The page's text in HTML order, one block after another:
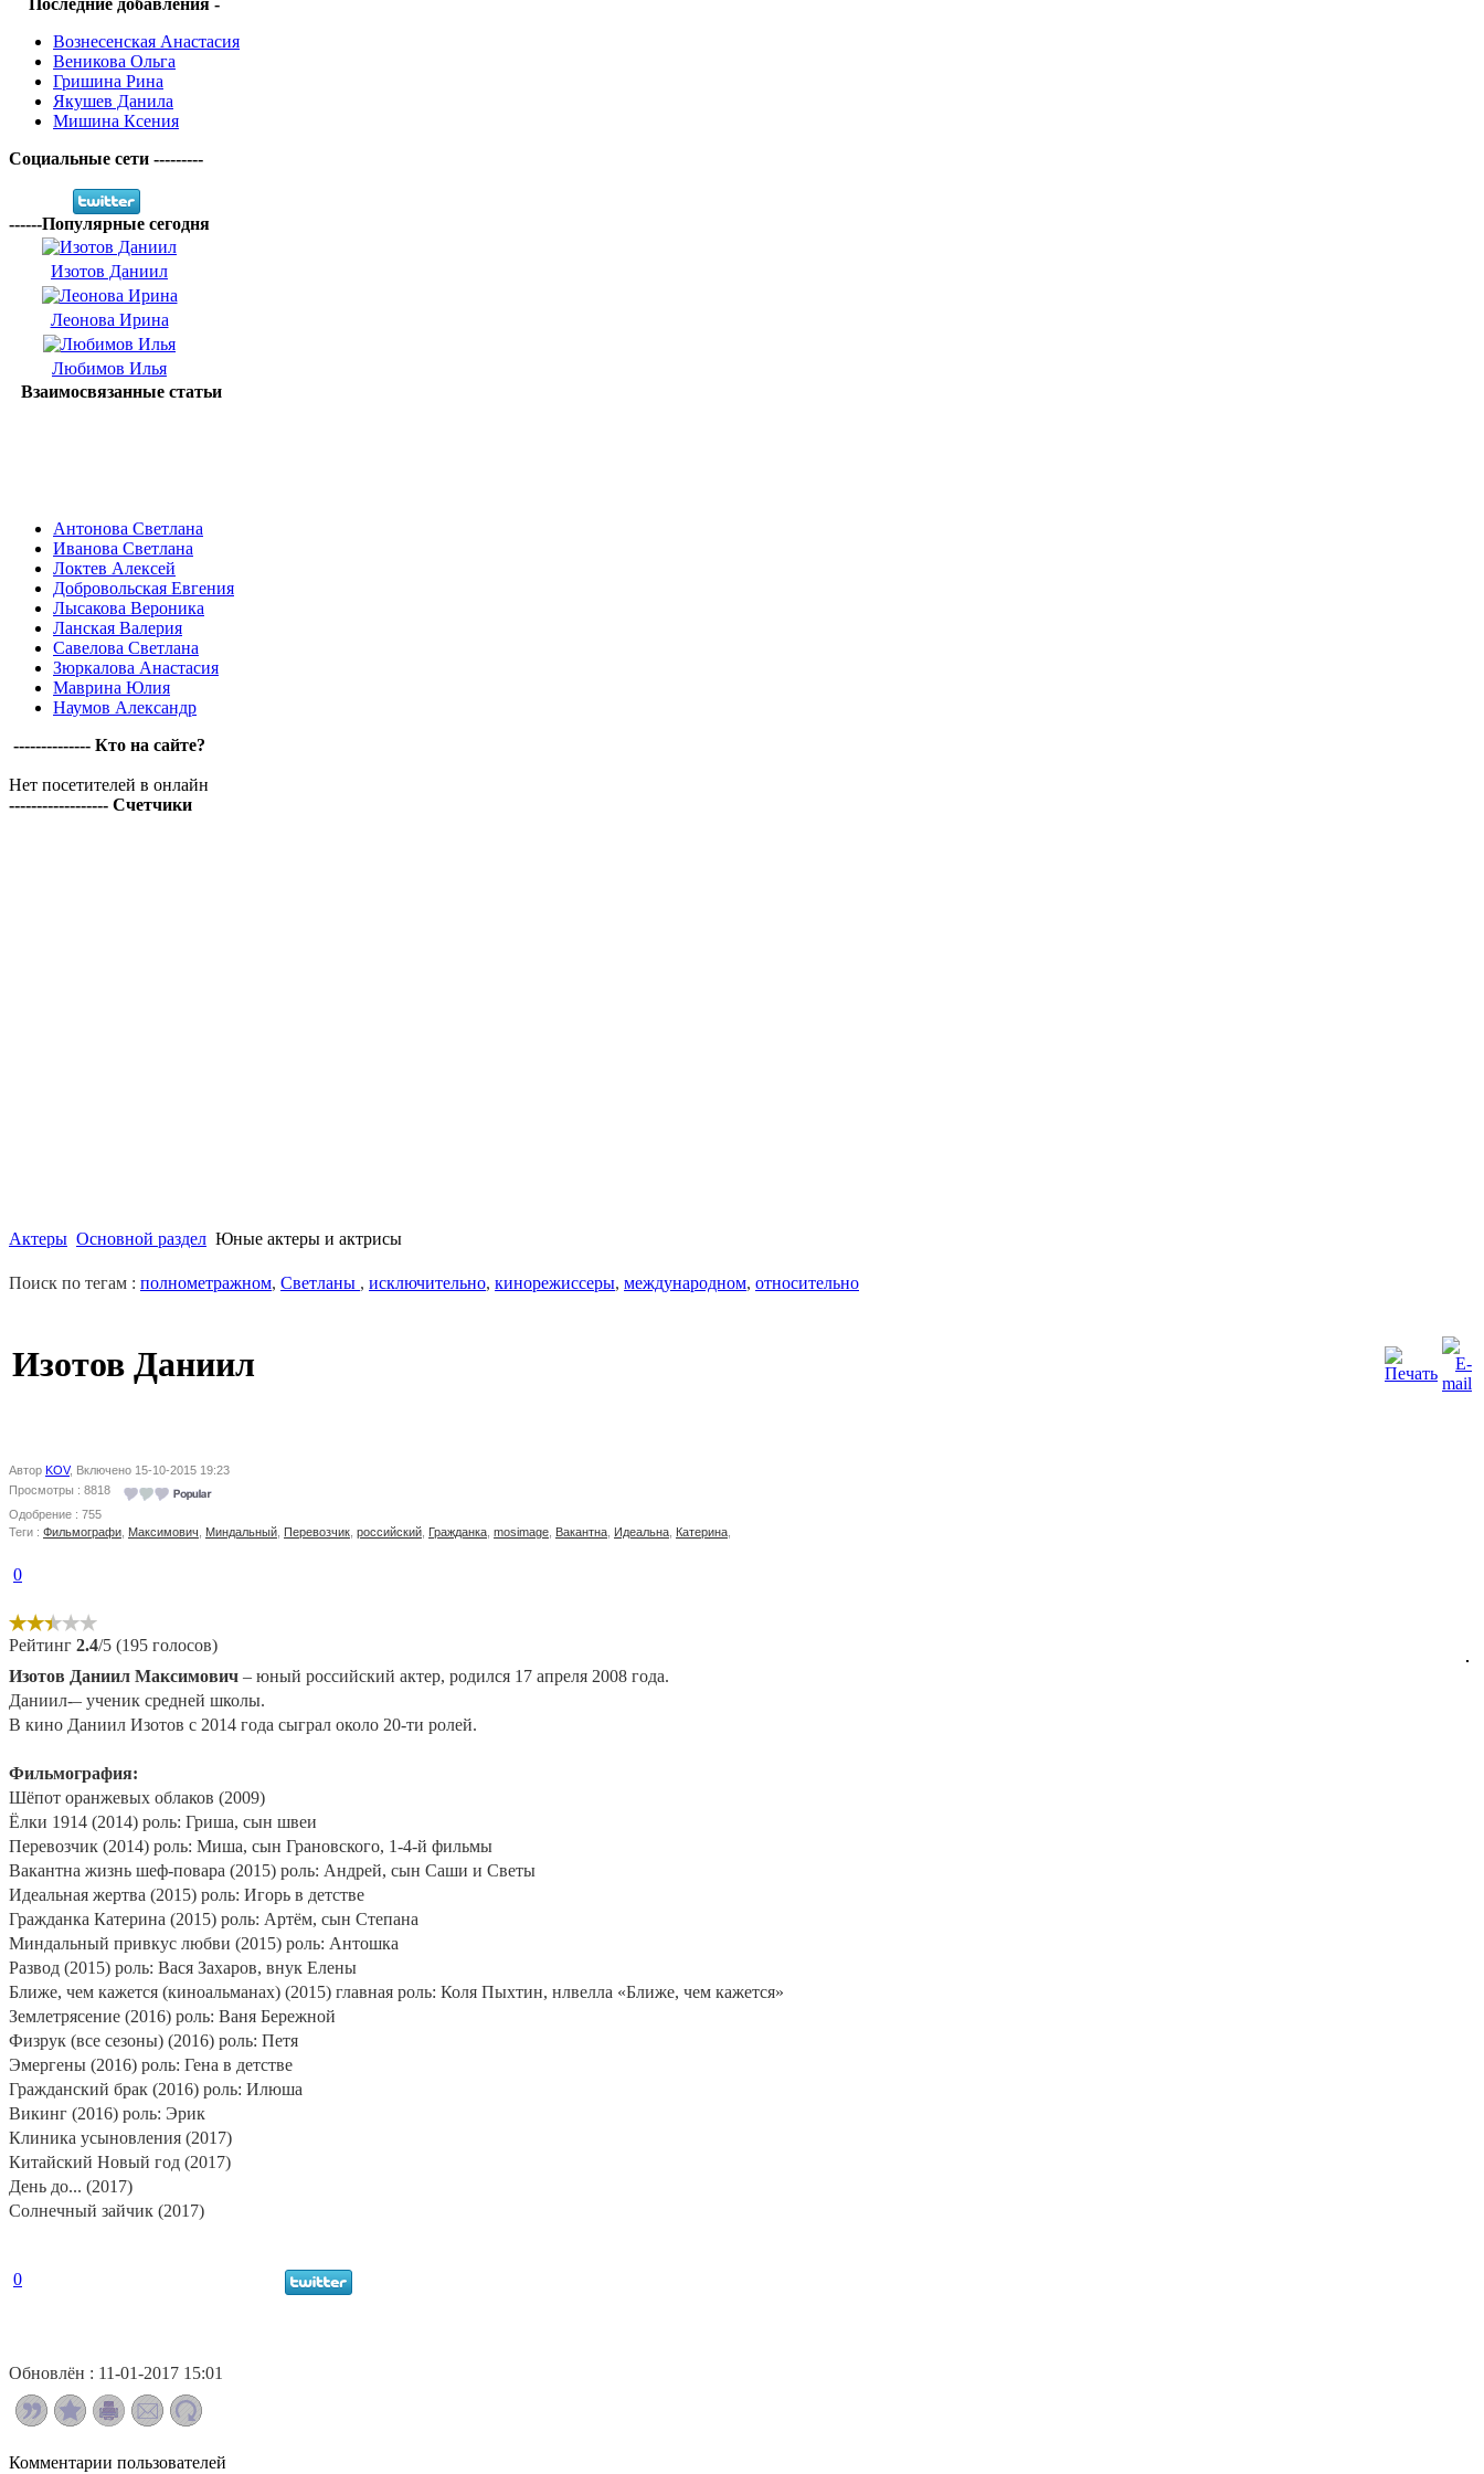
Последние добавления -
Вознесенская Анастасия
Веникова Ольга
Гришина Рина
Якушев Данила
Мишина Ксения
Социальные сети ---------
------Популярные сегодня
Изотов Даниил
Леонова Ирина
Любимов Илья
Взаимосвязанные статьи
Антонова Светлана
Иванова Светлана
Локтев Алексей
Добровольская Евгения
Лысакова Вероника
Ланская Валерия
Савелова Светлана
Зюркалова Анастасия
Маврина Юлия
Наумов Александр
-------------- Кто на сайте?
Нет посетителей в онлайн
------------------ Счетчики
Актеры Основной раздел Юные актеры и актрисы
Поиск по тегам : полнометражном, Светланы , исключительно, кинорежиссеры, международном, относительно
Изотов Даниил
Автор KOV, Включено 15-10-2015 19:23
Просмотры : 8818
Одобрение : 755
Теги : Фильмографи Максимович Миндальный Перевозчик российский Гражданка mosimage Вакантна Идеальна Катерина
0
Рейтинг 2.4/5 (195 голосов)
Изотов Даниил Максимович – юный российский актер, родился 17 апреля 2008 года.
Даниил-– ученик средней школы.
В кино Даниил Изотов с 2014 года сыграл около 20-ти ролей.
Фильмография:
Шёпот оранжевых облаков (2009)
Ёлки 1914 (2014) роль: Гриша, сын швеи
Перевозчик (2014) роль: Миша, сын Грановского, 1-4-й фильмы
Вакантна жизнь шеф-повара (2015) роль: Андрей, сын Саши и Светы
Идеальная жертва (2015) роль: Игорь в детстве
Гражданка Катерина (2015) роль: Артём, сын Степана
Миндальный привкус любви (2015) роль: Антошка
Развод (2015) роль: Вася Захаров, внук Елены
Ближе, чем кажется (киноальманах) (2015) главная роль: Коля Пыхтин, нлвелла «Ближе, чем кажется»
Землетрясение (2016) роль: Ваня Бережной
Физрук (все сезоны) (2016) роль: Петя
Эмергены (2016) роль: Гена в детстве
Гражданский брак (2016) роль: Илюша
Викинг (2016) роль: Эрик
Клиника усыновления (2017)
Китайский Новый год (2017)
День до... (2017)
Солнечный зайчик (2017)
0
Обновлён : 11-01-2017 15:01
Комментарии пользователей